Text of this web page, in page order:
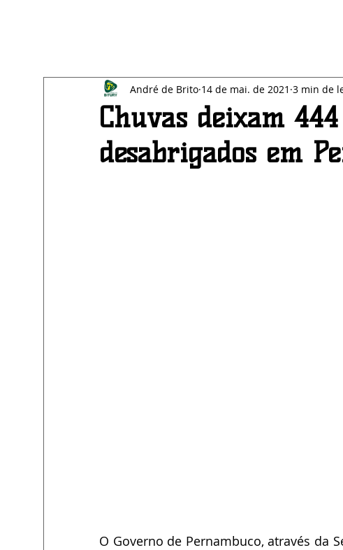
ECONOMIA AGRESTE
Chuvas deixam
desabrigados em
André de Brito 14 de mai. de 2021 3 min de
O Governo de Pernambuco, através da